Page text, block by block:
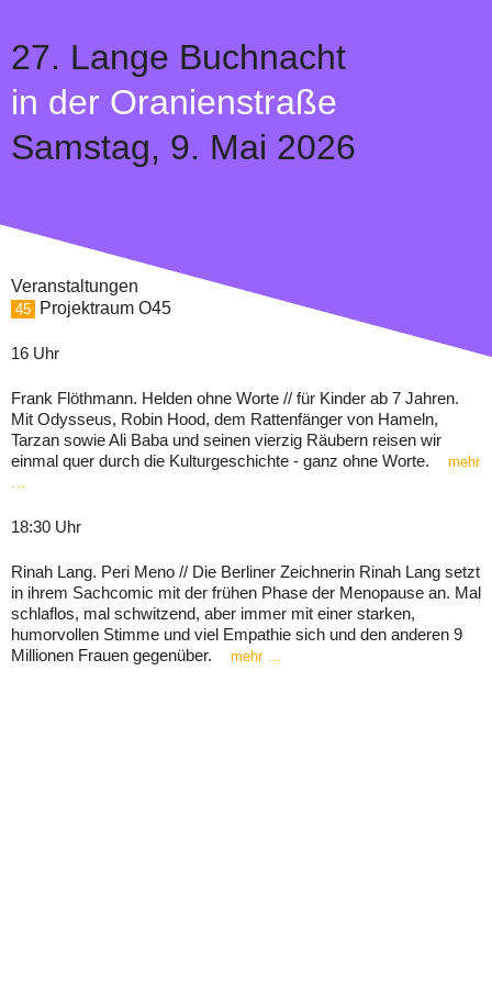
27. Lange Buchnacht
in der Oranienstraße
Samstag, 9. Mai 2026
Veranstaltungen
45 Projektraum O45
16 Uhr
Frank Flöthmann. Helden ohne Worte // für Kinder ab 7 Jahren.
Mit Odysseus, Robin Hood, dem Rattenfänger von Hameln,
Tarzan sowie Ali Baba und seinen vierzig Räubern reisen wir
einmal quer durch die Kulturgeschichte - ganz ohne Worte.
mehr
…
18:30 Uhr
Rinah Lang. Peri Meno // Die Berliner Zeichnerin Rinah Lang setzt
in ihrem Sachcomic mit der frühen Phase der Menopause an. Mal
schlaflos, mal schwitzend, aber immer mit einer starken,
humorvollen Stimme und viel Empathie sich und den anderen 9
Millionen Frauen gegenüber.
mehr …